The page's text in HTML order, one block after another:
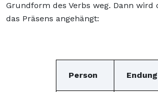
Grundform des Verbs weg. Dann wird
das Präsens angehängt:
Person Endung